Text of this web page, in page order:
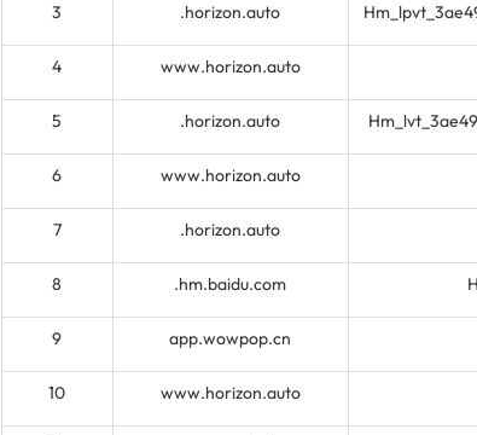
3 .horizon.auto
4 www.horizon.auto
5 .horizon.auto
6 www.horizon.auto
7 .horizon.auto
8 .hm.baidu.com
9 app.wowpop.cn
10 www.horizon.auto